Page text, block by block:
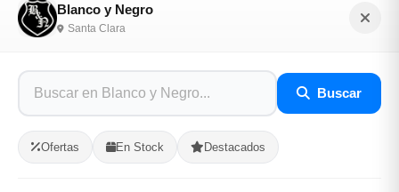
Blanco y Negro
Santa Clara
Buscar
Ofertas En Stock Destacados
SKU: BLAN-7031AC95
$15,000.00
En Stock